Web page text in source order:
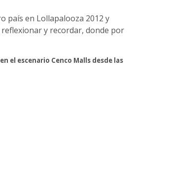
país en Lollapalooza 2012 y
y recordar, donde por
el escenario Cenco Malls desde las